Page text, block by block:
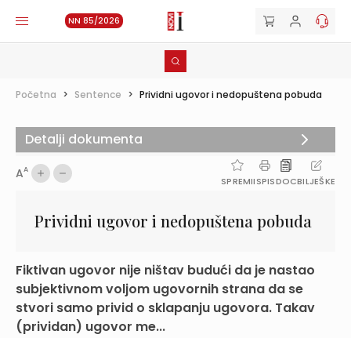
NN 85/2026
Početna > Sentence > Prividni ugovor i nedopuštena pobuda
AA
SPREMIISPISDOCBILJEŠKE
Prividni ugovor i nedopuštena pobuda
Fiktivan ugovor nije ništav budući da je nastao
subjektivnom voljom ugovornih strana da se
stvori samo privid o sklapanju ugovora. Takav
(prividan) ugovor me...
Detalji dokumenta